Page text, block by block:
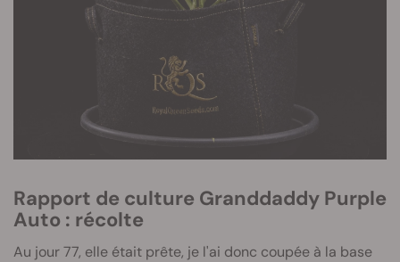
Rapport de culture Granddaddy Purple
Auto : récolte
Au jour 77, elle était prête, je l'ai donc coupée à la base